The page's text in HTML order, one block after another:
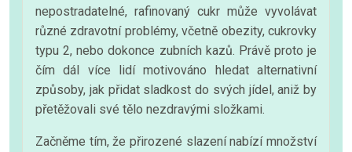
nepostradatelné, rafinovaný cukr může vyvolávat
různé zdravotní problémy, včetně obezity, cukrovky
typu 2, nebo dokonce zubních kazů. Právě proto je
čím dál více lidí motivováno hledat alternativní
způsoby, jak přidat sladkost do svých jídel, aniž by
přetěžovali své tělo nezdravými složkami.
Začněme tím, že přirozené slazení nabízí množství